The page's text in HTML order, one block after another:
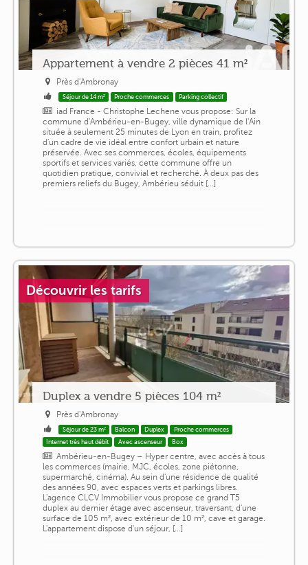
Appartement à vendre 2 pièces 41 m²
Près d'Ambronay
Séjour de 14 m² Proche commerces Parking collectif
iad France - Christophe Lechene vous propose: Sur la
commune d'Ambérieu-en-Bugey, ville dynamique de l'Ain
située à seulement 25 minutes de Lyon en train, profitez
d'un cadre de vie idéal entre confort urbain et nature
préservée. Avec ses commerces, écoles, équipements
sportifs et services variés, cette commune offre un
quotidien pratique, convivial et recherché. À deux pas des
premiers reliefs du Bugey, Ambérieu séduit [...]
Découvrir les tarifs
Duplex a vendre 5 pièces 104 m²
Près d'Ambronay
Séjour de 23 m² Balcon Duplex
Proche commerces
Internet très haut débit
Avec ascenseur Box
Ambérieu-en-Bugey – Hyper centre, avec accès à tous
les commerces (mairie, MJC, écoles, zone piétonne,
supermarché, cinéma). Au sein d'une résidence de qualité
des années 90, avec espaces verts et parkings libres.
L'agence CLCV Immobilier vous propose ce grand T5
duplex au dernier étage avec ascenseur, traversant, d'une
surface de 105 m², avec extérieur de 10 m², cave et garage.
L'appartement dispose d'un séjour, [...]